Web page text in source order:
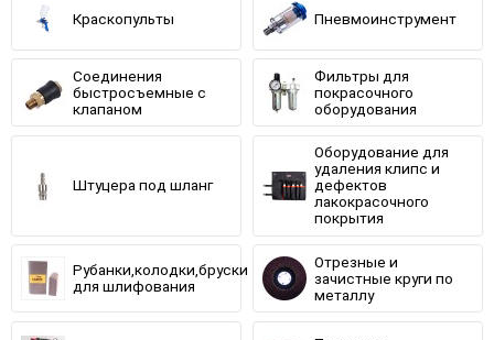
Краскопульты Пневмоинструмент
Cоединения
быстросъемные с
клапаном
Фильтры для
покрасочного
оборудования
Штуцера под шланг
Оборудование для
удаления клипс и
дефектов
лакокрасочного
покрытия
Рубанки,колодки,бруски
для шлифования
Отрезные и
зачистные круги по
металлу